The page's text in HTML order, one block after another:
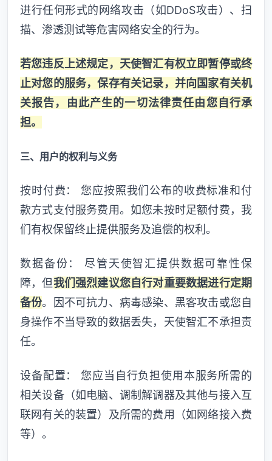
进行任何形式的网络攻击（如DDoS攻击）、扫
描、渗透测试等危害网络安全的行为。
若您违反上述规定，天使智汇有权立即暂停或终
止对您的服务，保存有关记录，并向国家有关机
关报告，由此产生的一切法律责任由您自行承
担。
三、用户的权利与义务
按时付费： 您应按照我们公布的收费标准和付
款方式支付服务费用。如您未按时足额付费，我
们有权保留终止提供服务及追偿的权利。
数据备份： 尽管天使智汇提供数据可靠性保
障，但我们强烈建议您自行对重要数据进行定期
备份。因不可抗力、病毒感染、黑客攻击或您自
身操作不当导致的数据丢失，天使智汇不承担责
任。
设备配置： 您应当自行负担使用本服务所需的
相关设备（如电脑、调制解调器及其他与接入互
联网有关的装置）及所需的费用（如网络接入费
等）。